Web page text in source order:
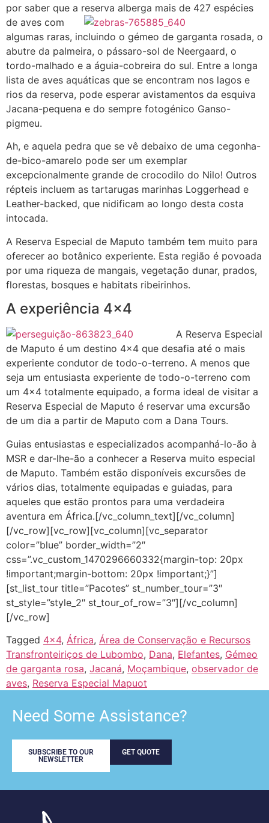
por saber que a reserva alberga mais de 427 espécies
de aves com
algumas raras, incluindo o gémeo de garganta rosada, o
abutre da palmeira, o pássaro-sol de Neergaard, o
tordo-malhado e a águia-cobreira do sul. Entre a longa
lista de aves aquáticas que se encontram nos lagos e
rios da reserva, pode esperar avistamentos da esquiva
Jacana-pequena e do sempre fotogénico Ganso-
pigmeu.
Ah, e aquela pedra que se vê debaixo de uma cegonha-
de-bico-amarelo pode ser um exemplar
excepcionalmente grande de crocodilo do Nilo! Outros
répteis incluem as tartarugas marinhas Loggerhead e
Leather-backed, que nidificam ao longo desta costa
intocada.
A Reserva Especial de Maputo também tem muito para
oferecer ao botânico experiente. Esta região é povoada
por uma riqueza de mangais, vegetação dunar, prados,
florestas, bosques e habitats ribeirinhos.
A experiência 4×4
A Reserva Especial
de Maputo é um destino 4×4 que desafia até o mais
experiente condutor de todo-o-terreno. A menos que
seja um entusiasta experiente de todo-o-terreno com
um 4×4 totalmente equipado, a forma ideal de visitar a
Reserva Especial de Maputo é reservar uma excursão
de um dia a partir de Maputo com a Dana Tours.
Guias entusiastas e especializados acompanhá-lo-ão à
MSR e dar-lhe-ão a conhecer a Reserva muito especial
de Maputo. Também estão disponíveis excursões de
vários dias, totalmente equipadas e guiadas, para
aqueles que estão prontos para uma verdadeira
aventura em África.[/vc_column_text][/vc_column]
[/vc_row][vc_row][vc_column][vc_separator
color=”blue” border_width=”2″
css=”.vc_custom_1470296660332{margin-top: 20px
!important;margin-bottom: 20px !important;}”]
[st_list_tour title=”Pacotes” st_number_tour=”3″
st_style=”style_2″ st_tour_of_row=”3″][/vc_column]
[/vc_row]
Tagged 4x4, África, Área de Conservação e Recursos
Transfronteiriços de Lubombo, Dana, Elefantes, Gémeo
de garganta rosa, Jacaná, Moçambique, observador de
aves, Reserva Especial Mapuot
Need Some Assistance?
SUBSCRIBE TO OUR
NEWSLETTER
GET QUOTE